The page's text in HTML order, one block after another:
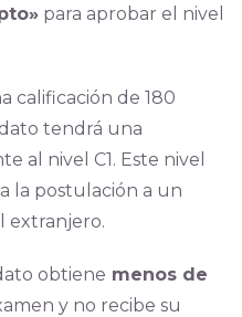
para aprobar el nivel
calificación de 180
tendrá una
al nivel C1. Este nivel
la postulación a un
extranjero.
obtiene menos de
y no recibe su